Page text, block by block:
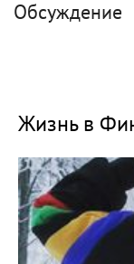
Обсуждение
Жизнь в